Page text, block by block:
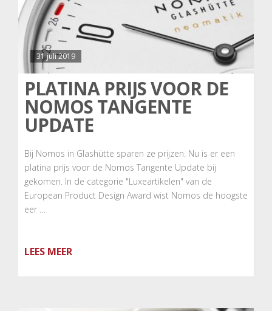
31 juli 2019
PLATINA PRIJS VOOR DE
NOMOS TANGENTE
UPDATE
Bij Nomos in Glashütte sparen ze prijzen. Nu is er een
platina prijs voor de Nomos Tangente Update bij
gekomen. In de categorie "Luxeartikelen" van de
European Product Design Award wist Nomos de hoogste
eer …
LEES MEER